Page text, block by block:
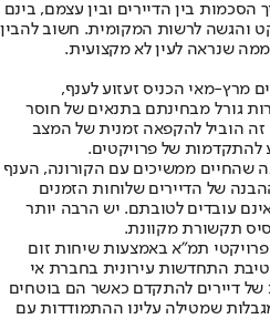
בין הדיירים ובין עצמם, בינם
והגשה לרשות המקומית. חשוב להבין
שנראה לעין לא מקצועית.
מרץ-מאי הכניס זעזוע לענף,
גורל מבחינתם בתנאים של חוסר
זה הוביל להקפאה זמנית של המצב
להתקדמות של פרויקטים.
שהחיים ממשיכים עם הקורונה, הענף
של הדיירים שלוחות הזמנים
המדינה לביטול תמ"א 38 אינם עובדים לטובתם. יש הרבה יותר
תקשורת מקוונת.
תמ"א באמצעות שיחות זום
התחדשות עירונית בחברת אי
של דיירים להתקדם כאשר הם בוטחים
שמטילה עלינו ההתמודדות עם